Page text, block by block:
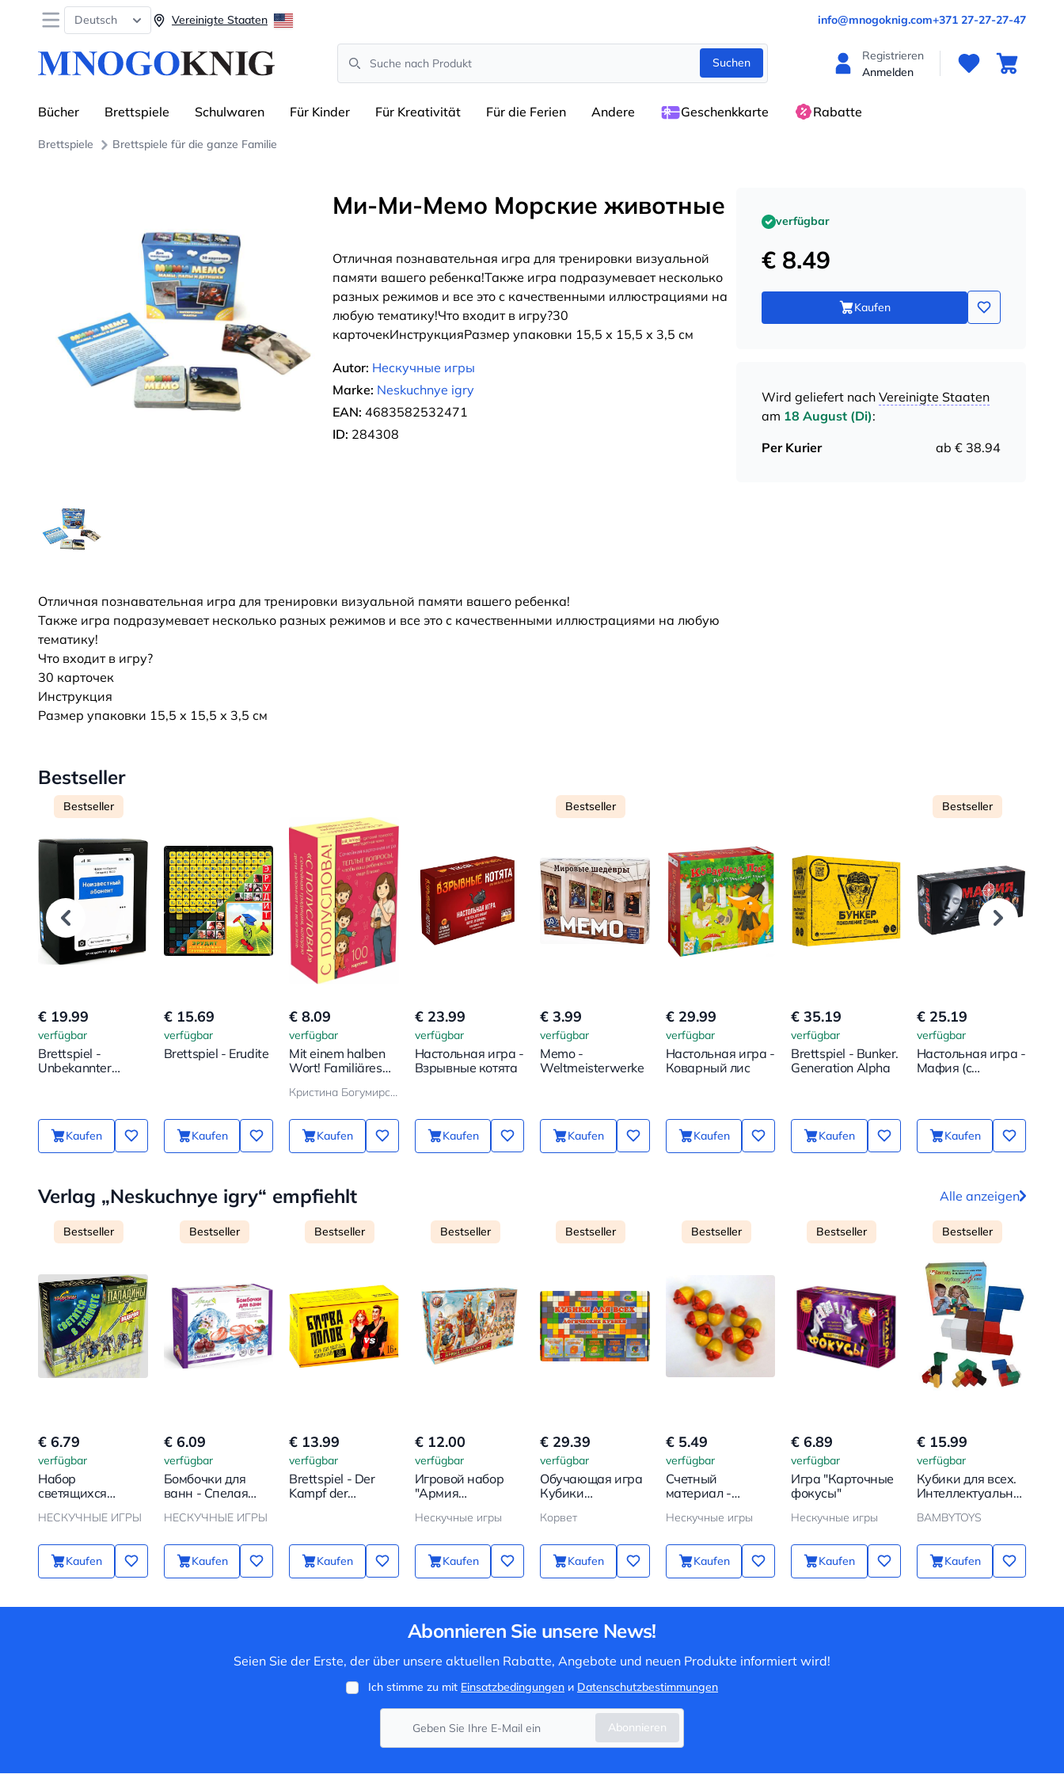
Open menu
Deutsch Vereinigte Staaten info@mnogoknig.com+371 27-27-27-47
Search
Suchen
Registrieren
Anmelden
Bücher Brettspiele Schulwaren Für Kinder Für Kreativität Für die Ferien Andere Geschenkkarte Rabatte
Brettspiele Brettspiele für die ganze Familie
Ми-Ми-Мемо Морские животные
Отличная познавательная игра для тренировки визуальной
памяти вашего ребенка!Также игра подразумевает несколько
разных режимов и все это с качественными иллюстрациями на
любую тематику!Что входит в игру?30
карточекИнструкцияРазмер упаковки 15,5 х 15,5 х 3,5 см
Autor: Нескучные игры
Marke: Neskuchnye igry
EAN: 4683582532471
ID: 284308
Отличная познавательная игра для тренировки визуальной памяти вашего ребенка!
Также игра подразумевает несколько разных режимов и все это с качественными иллюстрациями на любую
тематику!
Что входит в игру?
30 карточек
Инструкция
Размер упаковки 15,5 х 15,5 х 3,5 см
verfügbar
€ 8.49
Kaufen
Wird geliefert nach Vereinigte Staaten
am 18 August (Di):
Per Kurier
ab € 38.94
Bestseller
Bestseller
€ 19.99
verfügbar
Brettspiel -
Unbekannter
Kaufen
€ 15.69
verfügbar
Brettspiel - Erudite
Kaufen
€ 8.09
verfügbar
Mit einem halben
Wort! Familiäres
Fragen, damit Ihr
kommt
Кристина Богумирская
Kaufen
€ 23.99
verfügbar
Настольная игра -
Взрывные котята
Kaufen
Bestseller
€ 3.99
verfügbar
Memo -
Weltmeisterwerke
Kaufen
€ 29.99
verfügbar
Настольная игра -
Коварный лис
Kaufen
€ 35.19
verfügbar
Brettspiel - Bunker.
Generation Alpha
Kaufen
Bestseller
€ 25.19
verfügbar
Настольная игра -
Мафия (с
Kaufen
Verlag „Neskuchnye igry“ empfiehlt Alle anzeigen
Bestseller
€ 6.79
verfügbar
Набор
светящихся
Паладины
НЕСКУЧНЫЕ ИГРЫ
Kaufen
Bestseller
€ 6.09
verfügbar
Бомбочки для
ванн - Спелая
НЕСКУЧНЫЕ ИГРЫ
Kaufen
Bestseller
€ 13.99
verfügbar
Brettspiel - Der
Kampf der
Kaufen
Bestseller
€ 12.00
verfügbar
Игровой набор
"Армия
Римская империя
Нескучные игры
Kaufen
Bestseller
€ 29.39
verfügbar
Обучающая игра
Кубики
Корвет
Kaufen
Bestseller
€ 5.49
verfügbar
Счетный
материал -
Нескучные игры
Kaufen
Bestseller
€ 6.89
verfügbar
Игра "Карточные
фокусы"
Нескучные игры
Kaufen
Bestseller
€ 15.99
verfügbar
Кубики для всех.
Интеллектуальные
BAMBYTOYS
Kaufen
Abonnieren Sie unsere News!
Seien Sie der Erste, der über unsere aktuellen Rabatte, Angebote und neuen Produkte informiert wird!
Ich stimme zu mit Einsatzbedingungen и Datenschutzbestimmungen
Abonnieren